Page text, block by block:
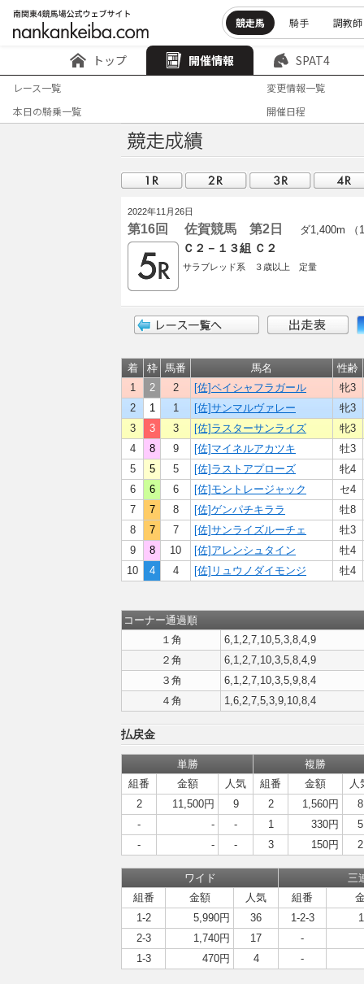
競走馬 騎手 調教師
トップ 開催情報 SPAT4
レース一覧
変更情報一覧
本日の騎乗一覧
開催日程
2022年11月26日
第16回 佐賀競馬 第2日 ダ1,400m （
Ｃ２－１３組 Ｃ２
サラブレッド系 ３歳以上 定量
着 枠 馬番 馬名
性齢
1
2 2 [佐]ペイシャフラガール
牝3
2
1 1 [佐]サンマルヴァレー
牝3
3
3 3 [佐]ラスターサンライズ
牝3
4
8 9 [佐]マイネルアカツキ
牡3
5
5 5 [佐]ラストアプローズ
牝4
6
6 6 [佐]モントレージャック
セ4
7
7 8 [佐]ゲンパチキララ
牡8
8
7 7 [佐]サンライズルーチェ
牡3
9
8 10 [佐]アレンシュタイン
牡4
10
4 4 [佐]リュウノダイモンジ 牡4
コーナー通過順
１角
6,1,2,7,10,5,3,8,4,9
２角
6,1,2,7,10,3,5,8,4,9
３角
6,1,2,7,10,3,5,9,8,4
４角
1,6,2,7,5,3,9,10,8,4
払戻金
単勝
複勝
組番
金額 人気 組番 金額
人
2
11,500円 9 2 1,560円
8
-
- - 1 330円
5
-
- - 3 150円 2
ワイド
三
組番
金額 人気 組番
1-2
5,990円 36 1-2-3
2-3
1,740円 17
-
1-3
470円 4 -